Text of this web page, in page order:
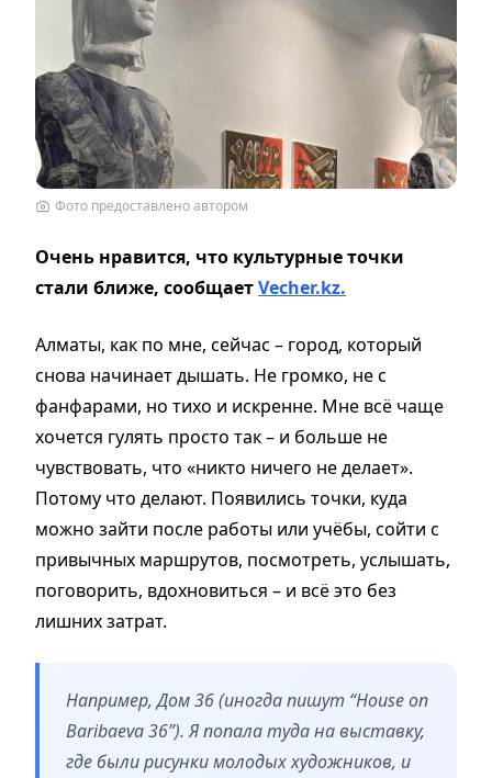
Фото предоставлено автором
Очень нравится, что культурные точки
стали ближе, сообщаетVecher.kz.
Алматы, как по мне, сейчас – город, который
снова начинает дышать. Не громко, не с
фанфарами, но тихо и искренне. Мне всё чаще
хочется гулять просто так – и больше не
чувствовать, что «никто ничего не делает».
Потому что делают. Появились точки, куда
можно зайти после работы или учёбы, сойти с
привычных маршрутов, посмотреть, услышать,
поговорить, вдохновиться – и всё это без
лишних затрат.
Например, Дом 36 (иногда пишут “House on
Baribaeva 36”). Я попала туда на выставку,
где были рисунки молодых художников, и